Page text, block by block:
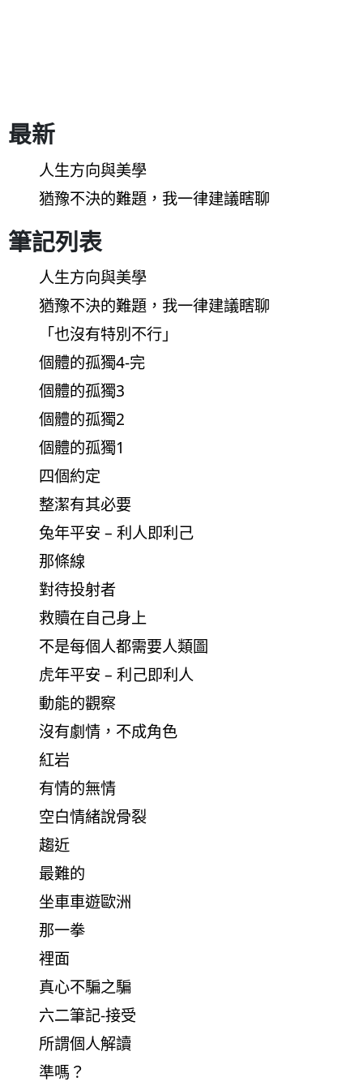
最新
人生方向與美學
猶豫不決的難題，我一律建議瞎聊
筆記列表
人生方向與美學
猶豫不決的難題，我一律建議瞎聊
「也沒有特別不行」
個體的孤獨4-完
個體的孤獨3
個體的孤獨2
個體的孤獨1
四個約定
整潔有其必要
兔年平安 – 利人即利己
那條線
對待投射者
救贖在自己身上
不是每個人都需要人類圖
虎年平安 – 利己即利人
動能的觀察
沒有劇情，不成角色
紅岩
有情的無情
空白情緒說骨裂
趨近
最難的
坐車車遊歐洲
那一拳
裡面
真心不騙之騙
六二筆記-接受
所謂個人解讀
準嗎？